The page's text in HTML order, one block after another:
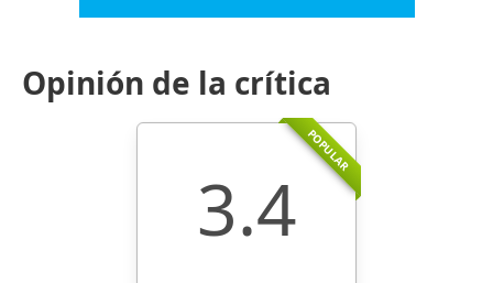
Opinión de la crítica
POPULAR
3.4